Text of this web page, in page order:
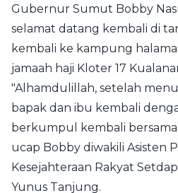
Gubernur Sumut Bobby
selamat datang kembali di
kembali ke kampung
jamaah haji Kloter 17
"Alhamdulillah, setelah
bapak dan ibu kembali
berkumpul kembali
ucap Bobby diwakili Asisten
Kesejahteraan Rakyat
Yunus Tanjung.